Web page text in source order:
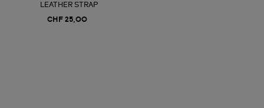
LEATHER STRAP
CHF 25,00